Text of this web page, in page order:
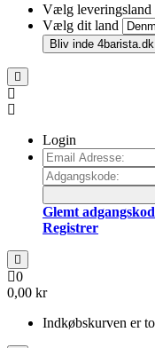
Vælg leveringsland
Vælg dit land
Bliv inde 4barista.dk
Login
Glemt
Registrer
0
0,00 kr
Indkøbskurven er